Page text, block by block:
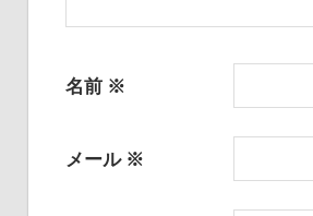
名前 ※
メール ※